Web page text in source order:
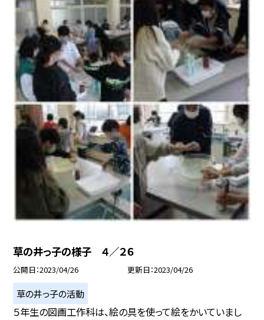
草の井っ子の様子 ４／２６
公開日 2023/04/26 更新日 2023/04/26
草の井っ子の活動
５年生の図画工作科は、絵の具を使って絵をかいていまし